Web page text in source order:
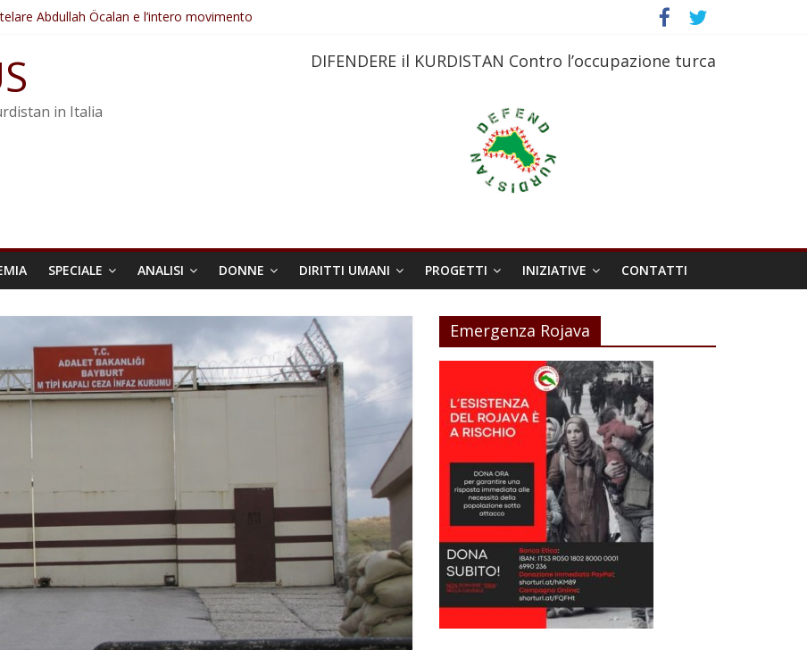
Abdullah Öcalan e l’intero movimento
ostacolerebbe l’attuazione della legge
crimini di guerra dell’Iran
trasformata in legge positiva
in Italia
DIFENDERE il KURDISTAN Contro l’occupazione turca
SPECIALE ANALISI DONNE DIRITTI UMANI PROGETTI INIZIATIVE CONTATTI
Emergenza Rojava